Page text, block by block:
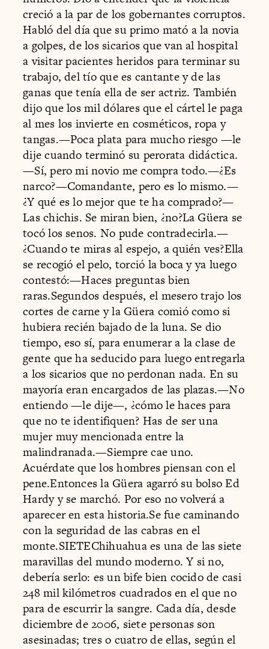
creció a la par de los gobernantes corruptos.
Habló del día que su primo mató a la novia
a golpes, de los sicarios que van al hospital
a visitar pacientes heridos para terminar su
trabajo, del tío que es cantante y de las
ganas que tenía ella de ser actriz. También
dijo que los mil dólares que el cártel le paga
al mes los invierte en cosméticos, ropa y
tangas.—Poca plata para mucho riesgo —le
dije cuando terminó su perorata didáctica.
—Sí, pero mi novio me compra todo.—¿Es
narco?—Comandante, pero es lo mismo.—
¿Y qué es lo mejor que te ha comprado?—
Las chichis. Se miran bien, ¿no?La Güera se
tocó los senos. No pude contradecirla.—
¿Cuando te miras al espejo, a quién ves?Ella
se recogió el pelo, torció la boca y ya luego
contestó:—Haces preguntas bien
raras.Segundos después, el mesero trajo los
cortes de carne y la Güera comió como si
hubiera recién bajado de la luna. Se dio
tiempo, eso sí, para enumerar a la clase de
gente que ha seducido para luego entregarla
a los sicarios que no perdonan nada. En su
mayoría eran encargados de las plazas.—No
entiendo —le dije—, ¿cómo le haces para
que no te identifiquen? Has de ser una
mujer muy mencionada entre la
malindranada.—Siempre cae uno.
Acuérdate que los hombres piensan con el
pene.Entonces la Güera agarró su bolso Ed
Hardy y se marchó. Por eso no volverá a
aparecer en esta historia.Se fue caminando
con la seguridad de las cabras en el
monte.SIETEChihuahua es una de las siete
maravillas del mundo moderno. Y si no,
debería serlo: es un bife bien cocido de casi
248 mil kilómetros cuadrados en el que no
para de escurrir la sangre. Cada día, desde
diciembre de 2006, siete personas son
asesinadas; tres o cuatro de ellas, según el